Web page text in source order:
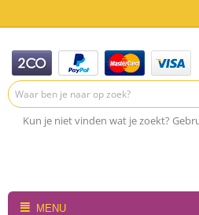
Kun je niet vinden wat je zoekt?
MENU